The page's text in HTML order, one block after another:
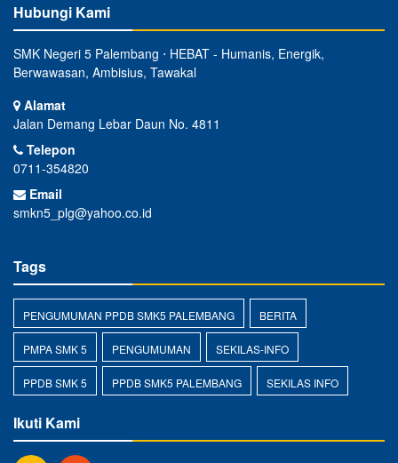
Hubungi Kami
SMK Negeri 5 Palembang ⋅ HEBAT - Humanis, Energik,
Berwawasan, Ambisius, Tawakal
Alamat
Jalan Demang Lebar Daun No. 4811
Telepon
0711-354820
Email
smkn5_plg@yahoo.co.id
Tags
PENGUMUMAN PPDB SMK5 PALEMBANG BERITA
PMPA SMK 5 PENGUMUMAN SEKILAS-INFO
PPDB SMK 5 PPDB SMK5 PALEMBANG SEKILAS INFO
Ikuti Kami